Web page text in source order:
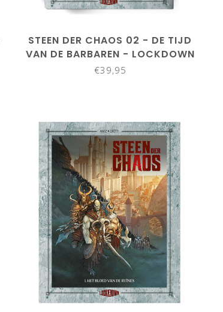
STEEN DER CHAOS 02 - DE TIJD
VAN DE BARBAREN - LOCKDOWN
€39,95